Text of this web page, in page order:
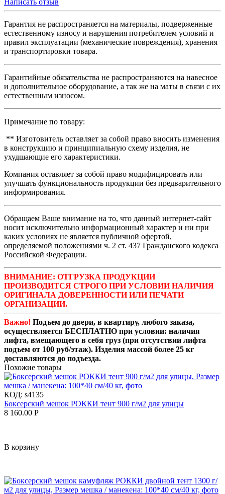
Написать отзыв
Гарантия не распространяется на материалы, подверженные
естественному износу и нарушения потребителем условий и
правил эксплуатации (механические повреждения), хранения
и транспортировки товара.
Гарантийные обязательства не распространяются на навесное
и дополнительное оборудование, а так же на маты в связи с их
естественным износом.
Примечание по товару:
** Изготовитель оставляет за собой право вносить изменения
в конструкцию и принципиальную схему изделия, не
ухудшающие его характеристики.
Компания оставляет за собой право модифицировать или
улучшать функциональность продукции без предварительного
информирования.
Обращаем Ваше внимание на то, что данный интернет-сайт
носит исключительно информационный характер и ни при
каких условиях не является публичной офертой,
определяемой положениями ч. 2 ст. 437 Гражданского кодекса
Российской Федерации.
ВНИМАНИЕ: ОТГРУЗКА ПРОДУКЦИИ
ПРОИЗВОДИТСЯ СТРОГО ПРИ УСЛОВИИ НАЛИЧИЯ
ОРИГИНАЛА ДОВЕРЕННОСТИ ИЛИ ПЕЧАТИ
ОРГАНИЗАЦИИ.
Важно! Подъем до двери, в квартиру, любого заказа,
осуществляется БЕСПЛАТНО при условии: наличия
лифта, вмещающего в себя груз (при отсутствии лифта
подъем от 100 руб/этаж). Изделия массой более 25 кг
доставляются до подъезда.
Похожие товары
КОД: s4135
Боксерский мешок РОККИ тент 900 г/м2 для улицы
8 160.00 Р
В корзину